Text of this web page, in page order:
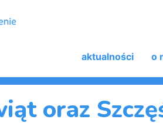
aktualności o
oraz